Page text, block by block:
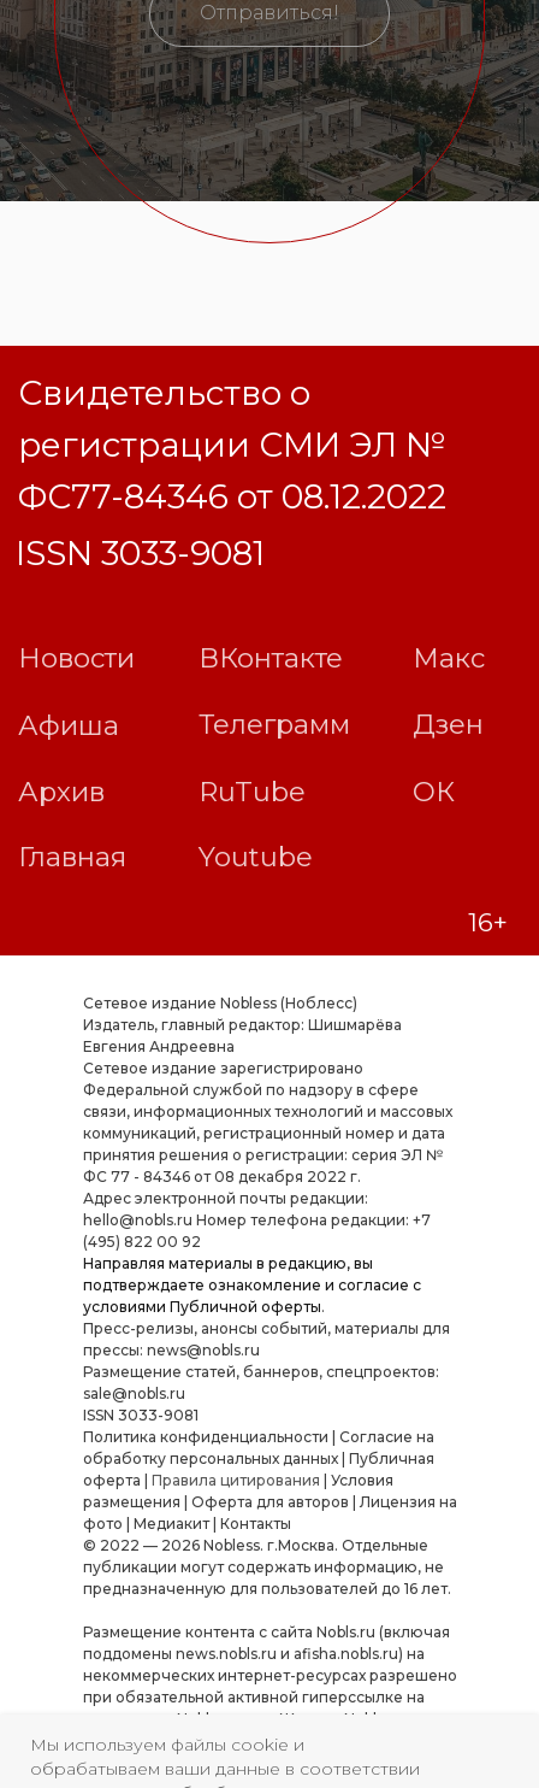
Мы используем файлы cookie и
обрабатываем ваши данные в соответствии
Отправиться!
Сетевое издание Nobless (Ноблесс)
Издатель, главный редактор: Шишмарёва
Евгения Андреевна
Cетевое издание зарегистрировано
Федеральной службой по надзору в сфере
связи, информационных технологий и массовых
коммуникаций, регистрационный номер и дата
принятия решения о регистрации: серия ЭЛ №
ФС 77 - 84346 от 08 декабря 2022 г.
Адрес электронной почты редакции:
hello@nobls.ru Номер телефона редакции: +7
(495) 822 00 92
Направляя материалы в редакцию, вы
подтверждаете ознакомление и согласие с
условиями Публичной оферты.
Пресс-релизы, анонсы событий, материалы для
прессы: news@nobls.ru
Размещение статей, баннеров, спецпроектов:
sale@nobls.ru
ISSN 3033-9081
Политика конфиденциальности
Согласие на
обработку персональных данных| Публичная
оферта
Правила цитирования
Условия
размещения
Оферта для авторов |Лицензия на
фото
Медиакит| Контакты
© 2022 — 2026 Nobless. г.Москва. Отдельные
публикации могут содержать информацию, не
предназначенную для пользователей до 16 лет.
Размещение контента с сайта Nobls.ru (включая
поддомены news.nobls.ru и afisha.nobls.ru) на
некоммерческих интернет-ресурсах разрешено
при обязательной активной гиперссылке на
источник — Nobls.ru или «Журнал Nobless».
Использование материалов в коммерческих
целях, а также их копирование, переработка или
распространение в иных форматах требуют